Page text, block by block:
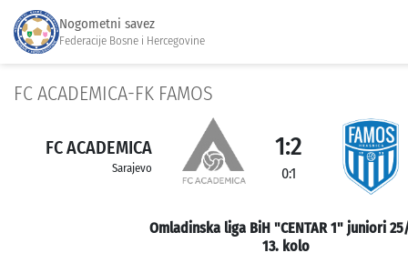
Nogometni savez
Federacije Bosne i Hercegovine
FC ACADEMICA-FK FAMOS
FC ACADEMICA
Sarajevo
1:2
0:1
Omladinska liga BiH "CENTAR 1" juniori
13. kolo